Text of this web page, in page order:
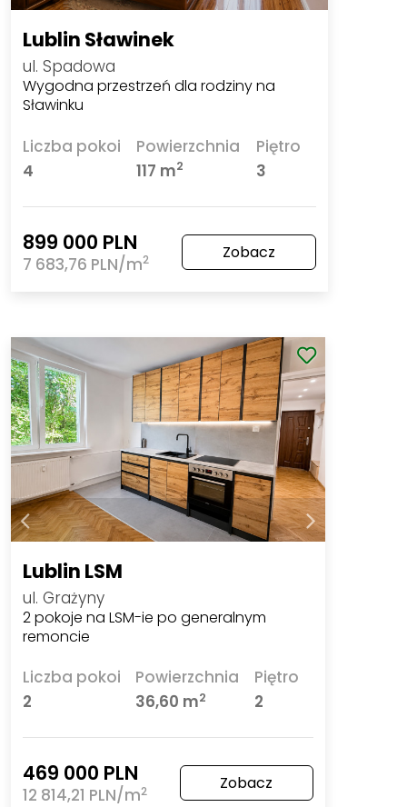
Lublin Sławinek
ul. Spadowa
Wygodna przestrzeń dla rodziny na
Sławinku
Liczba pokoi
4
Powierzchnia
117 m2
Piętro
3
899 000 PLN
7 683,76 PLN/m2 Zobacz
Lublin LSM
ul. Grażyny
2 pokoje na LSM-ie po generalnym
remoncie
Liczba pokoi
2
Powierzchnia
36,60 m2
Piętro
2
469 000 PLN
12 814,21 PLN/m2 Zobacz